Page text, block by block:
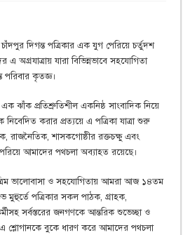
দিগন্ত পত্রিকার এক যুগ পেরিয়ে চর্তুদশ
এ অগ্রযাত্রায় যারা বিভিন্নভাবে সহযোগিতা
পরিবার কৃতজ্ঞ।
ঝাঁক প্রতিশ্রুতিশীল একনিষ্ঠ সাংবাদিক নিয়ে
করার প্রত্যয়ে এ পত্রিকা যাত্রা শুরু
রাজনৈতিক, শাসকগোষ্ঠীর রক্তচক্ষু এবং
আমাদের পথচলা অব্যাহত রয়েছে।
ভালোবাসা ও সহযোগিতায় আমরা আজ ১৪তম
পত্রিকার সকল পাঠক, গ্রাহক,
সর্বস্তরের জনগণকে আন্তরিক শুভেচ্ছা ও
শ্লোগানকে বুকে ধারণ করে আমাদের পথচলা